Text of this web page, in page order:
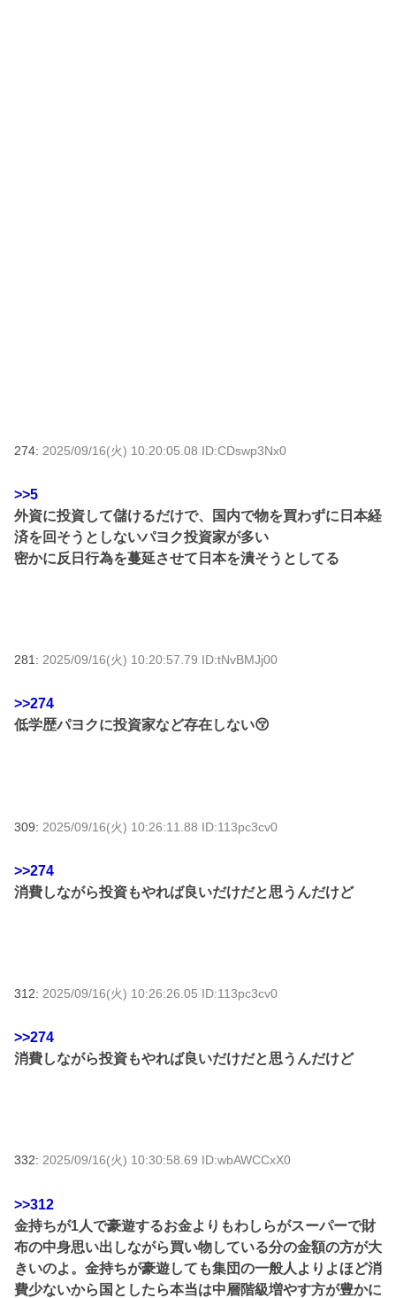
274: 2025/09/16(火) 10:20:05.08 ID:CDswp3Nx0
>>5
外資に投資して儲けるだけで、国内で物を買わずに日本経
済を回そうとしないパヨク投資家が多い
密かに反日行為を蔓延させて日本を潰そうとしてる
281: 2025/09/16(火) 10:20:57.79 ID:tNvBMJj00
>>274
低学歴パヨクに投資家など存在しない😚
309: 2025/09/16(火) 10:26:11.88 ID:113pc3cv0
>>274
消費しながら投資もやれば良いだけだと思うんだけど
312: 2025/09/16(火) 10:26:26.05 ID:113pc3cv0
>>274
消費しながら投資もやれば良いだけだと思うんだけど
332: 2025/09/16(火) 10:30:58.69 ID:wbAWCCxX0
>>312
金持ちが1人で豪遊するお金よりもわしらがスーパーで財
布の中身思い出しながら買い物している分の金額の方が大
きいのよ。金持ちが豪遊しても集団の一般人よりよほど消
費少ないから国としたら本当は中層階級増やす方が豊かに